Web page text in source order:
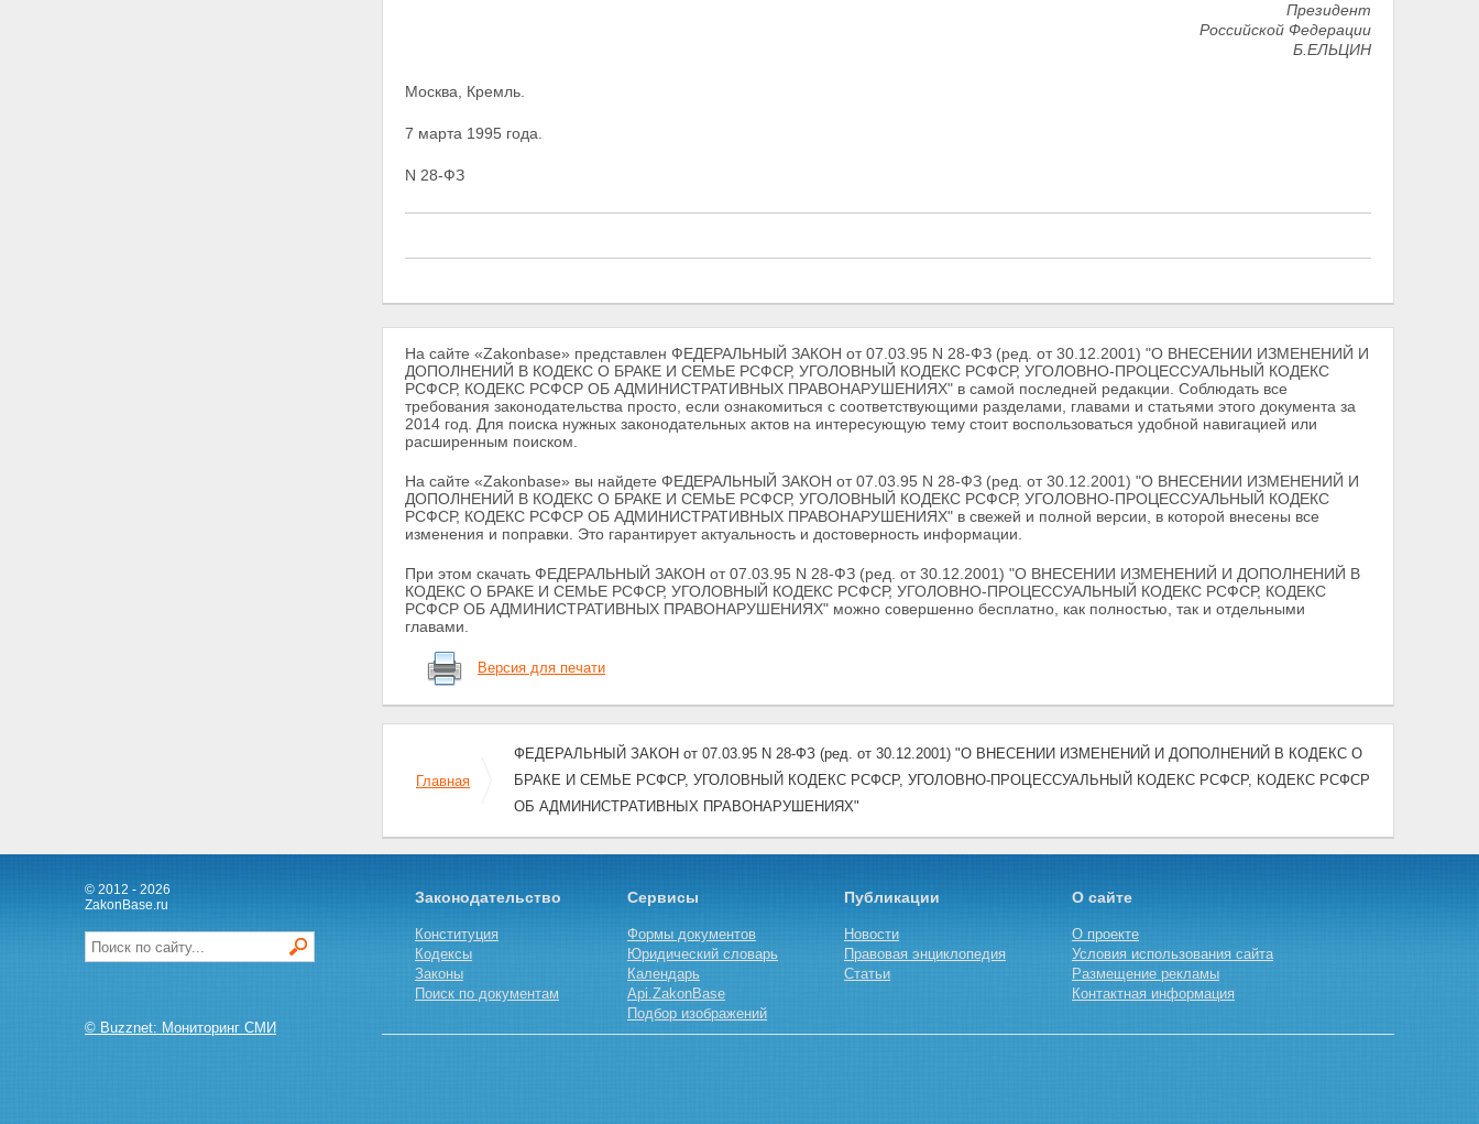
Президент
Российской Федерации
Б.ЕЛЬЦИН
Москва, Кремль.
7 марта 1995 года.
N 28-ФЗ
На сайте «Zakonbase» представлен ФЕДЕРАЛЬНЫЙ ЗАКОН от 07.03.95 N 28-ФЗ (ред. от 30.12.2001) "О ВНЕСЕНИИ ИЗМЕНЕНИЙ И
ДОПОЛНЕНИЙ В КОДЕКС О БРАКЕ И СЕМЬЕ РСФСР, УГОЛОВНЫЙ КОДЕКС РСФСР, УГОЛОВНО-ПРОЦЕССУАЛЬНЫЙ КОДЕКС
РСФСР, КОДЕКС РСФСР ОБ АДМИНИСТРАТИВНЫХ ПРАВОНАРУШЕНИЯХ" в самой последней редакции. Соблюдать все
требования законодательства просто, если ознакомиться с соответствующими разделами, главами и статьями этого документа за
2014 год. Для поиска нужных законодательных актов на интересующую тему стоит воспользоваться удобной навигацией или
расширенным поиском.
На сайте «Zakonbase» вы найдете ФЕДЕРАЛЬНЫЙ ЗАКОН от 07.03.95 N 28-ФЗ (ред. от 30.12.2001) "О ВНЕСЕНИИ ИЗМЕНЕНИЙ И
ДОПОЛНЕНИЙ В КОДЕКС О БРАКЕ И СЕМЬЕ РСФСР, УГОЛОВНЫЙ КОДЕКС РСФСР, УГОЛОВНО-ПРОЦЕССУАЛЬНЫЙ КОДЕКС
РСФСР, КОДЕКС РСФСР ОБ АДМИНИСТРАТИВНЫХ ПРАВОНАРУШЕНИЯХ" в свежей и полной версии, в которой внесены все
изменения и поправки. Это гарантирует актуальность и достоверность информации.
При этом скачать ФЕДЕРАЛЬНЫЙ ЗАКОН от 07.03.95 N 28-ФЗ (ред. от 30.12.2001) "О ВНЕСЕНИИ ИЗМЕНЕНИЙ И ДОПОЛНЕНИЙ В
КОДЕКС О БРАКЕ И СЕМЬЕ РСФСР, УГОЛОВНЫЙ КОДЕКС РСФСР, УГОЛОВНО-ПРОЦЕССУАЛЬНЫЙ КОДЕКС РСФСР, КОДЕКС
РСФСР ОБ АДМИНИСТРАТИВНЫХ ПРАВОНАРУШЕНИЯХ" можно совершенно бесплатно, как полностью, так и отдельными
главами.
Версия для печати
Главная
ФЕДЕРАЛЬНЫЙ ЗАКОН от 07.03.95 N 28-ФЗ (ред. от 30.12.2001) "О ВНЕСЕНИИ ИЗМЕНЕНИЙ И ДОПОЛНЕНИЙ В КОДЕКС О
БРАКЕ И СЕМЬЕ РСФСР, УГОЛОВНЫЙ КОДЕКС РСФСР, УГОЛОВНО-ПРОЦЕССУАЛЬНЫЙ КОДЕКС РСФСР, КОДЕКС РСФСР
ОБ АДМИНИСТРАТИВНЫХ ПРАВОНАРУШЕНИЯХ"
© 2012 - 2026
ZakonBase.ru
© Buzznet: Мониторинг СМИ
Законодательство
Конституция
Кодексы
Законы
Поиск по документам
Сервисы
Формы документов
Юридический словарь
Календарь
Api.ZakonBase
Подбор изображений
Публикации
Новости
Правовая энциклопедия
Статьи
О сайте
О проекте
Условия использования сайта
Размещение рекламы
Контактная информация